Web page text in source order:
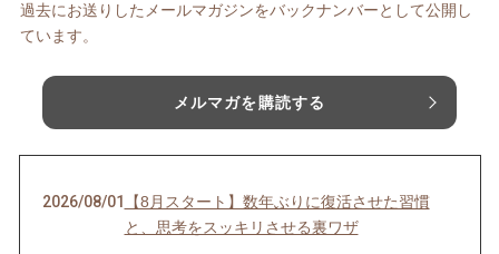
過去にお送りしたメールマガジンをバックナンバーとして公開し
ています。
メルマガを購読する
2026/08/01
【8月スタート】数年ぶりに復活させた習慣
と、思考をスッキリさせる裏ワザ